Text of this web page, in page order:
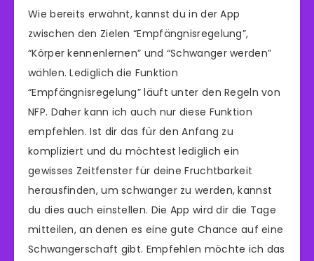
Wie bereits erwähnt, kannst du in der App
zwischen den Zielen “Empfängnisregelung”,
“Körper kennenlernen” und “Schwanger werden”
wählen. Lediglich die Funktion
“Empfängnisregelung” läuft unter den Regeln von
NFP. Daher kann ich auch nur diese Funktion
empfehlen. Ist dir das für den Anfang zu
kompliziert und du möchtest lediglich ein
gewisses Zeitfenster für deine Fruchtbarkeit
herausfinden, um schwanger zu werden, kannst
du dies auch einstellen. Die App wird dir die Tage
mitteilen, an denen es eine gute Chance auf eine
Schwangerschaft gibt. Empfehlen möchte ich das